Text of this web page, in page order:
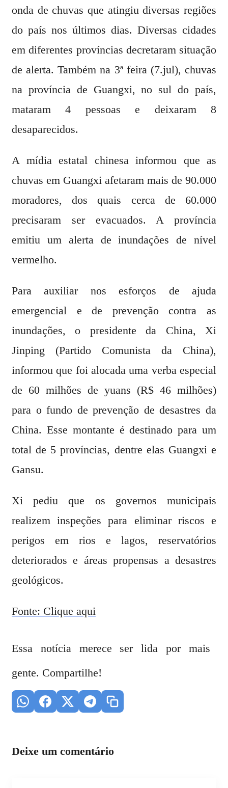
onda de chuvas que atingiu diversas regiões
do país nos últimos dias. Diversas cidades
em diferentes províncias decretaram situação
de alerta. Também na 3ª feira (7.jul), chuvas
na província de Guangxi, no sul do país,
mataram 4 pessoas e deixaram 8
desaparecidos.
A mídia estatal chinesa informou que as
chuvas em Guangxi afetaram mais de 90.000
moradores, dos quais cerca de 60.000
precisaram ser evacuados. A província
emitiu um alerta de inundações de nível
vermelho.
Para auxiliar nos esforços de ajuda
emergencial e de prevenção contra as
inundações, o presidente da China, Xi
Jinping (Partido Comunista da China),
informou que foi alocada uma verba especial
de 60 milhões de yuans (R$ 46 milhões)
para o fundo de prevenção de desastres da
China. Esse montante é destinado para um
total de 5 províncias, dentre elas Guangxi e
Gansu.
Xi pediu que os governos municipais
realizem inspeções para eliminar riscos e
perigos em rios e lagos, reservatórios
deteriorados e áreas propensas a desastres
geológicos.
Fonte: Clique aqui
Essa notícia merece ser lida por mais
gente. Compartilhe!
Deixe um comentário